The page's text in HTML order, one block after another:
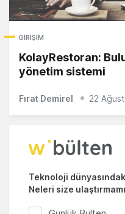
GIRIŞIM
KolayRestoran:
yönetim sistemi
Fırat Demirel 22
Teknoloji
Neleri size